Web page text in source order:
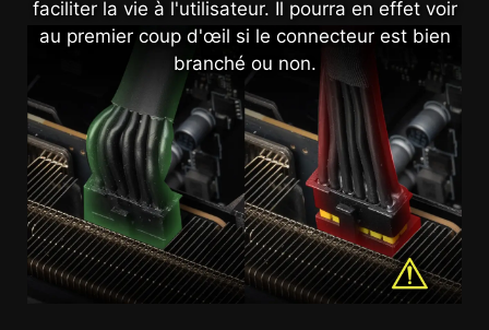
faciliter la vie à l'utilisateur. Il pourra en effet voir
au premier coup d'œil si le connecteur est bien
branché ou non.